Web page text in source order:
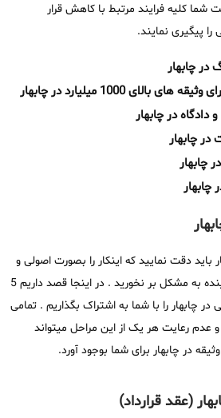
کلیه فرایند مرتبط با کاهش قرار
پیگیری نمایند.
1000 میلیارد در چابهار
دادگاه در چابهار
در چابهار
چابهار
چابهار
باید دقت نمایید که اینکار را بصورت اصولی و
قانونی انجام دهید که در آینده به مشکل بر نخورید . در اینجا قصد داریم 5
در چابهار را با شما به اشتراک بگذاریم . تمامی
عدم رعایت هر یک از این مراحل میتواند
در چابهار برای شما بوجود آورد.